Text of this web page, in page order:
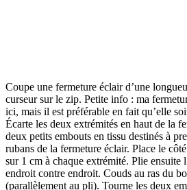
Coupe une fermeture éclair d’une
curseur sur le zip. Petite info : ma
ici, mais il est préférable en fait qu’elle
Écarte les deux extrémités en haut de la
deux petits embouts en tissu destinés à
rubans de la fermeture éclair. Place le
sur 1 cm à chaque extrémité. Plie ensuite
endroit contre endroit. Couds au ras du
(parallèlement au pli). Tourne les deux